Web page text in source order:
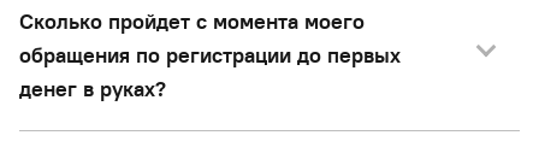
Сколько пройдет с момента моего
обращения по регистрации до первых
денег в руках?